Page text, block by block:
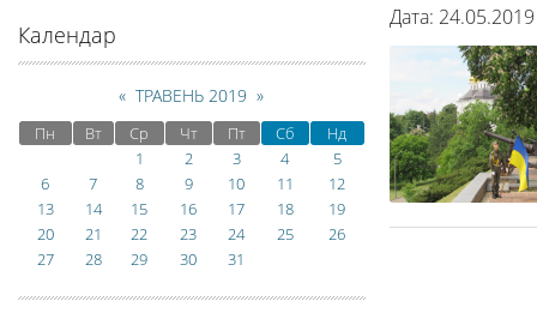
Дата:
Календар
« ТРАВЕНЬ 2019 »
Пн Вт Ср Чт Пт Сб
Нд
1
2 3 4
5
6
7 8 9 10 11
12
13
14 15 16 17 18
19
20
21 22 23 24 25
26
27
28 29 30 31